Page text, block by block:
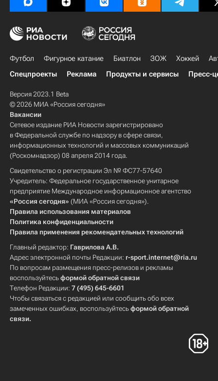
Футбол Фигурное катание Биатлон ЗОЖ Хоккей
Спецпроекты
Реклама Продукты и сервисы Пресс-
Версия 2023.1 Beta
© 2026 МИА «Россия сегодня»
Вакансии
Сетевое издание РИА Новости зарегистрировано
в Федеральной службе по надзору в сфере связи,
информационных технологий и массовых коммуникаций
(Роскомнадзор) 08 апреля 2014 года.
Свидетельство о регистрации Эл № ФС77-57640
Учредитель: Федеральное государственное унитарное
предприятие Международное информационное агентство
«Россия сегодня» (МИА «Россия сегодня»).
Правила использования материалов
Политика конфиденциальности
Правила применения рекомендательных технологий
Главный редактор: Гаврилова А.В.
Адрес электронной почты Редакции: r-sport.internet@ria.ru
По вопросам размещения пресс-релизов и рекламы
воспользуйтесьформой обратной связи
Телефон Редакции: 7 (495) 645-6601
Чтобы связаться с редакцией или сообщить обо всех
замеченных ошибках, воспользуйтесьформой обратной
связи.